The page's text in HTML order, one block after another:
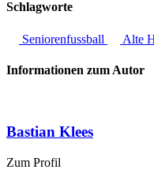
Schlagworte
Seniorenfussball Alte
Informationen zum Autor
Bastian Klees
Zum Profil